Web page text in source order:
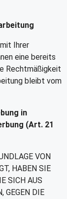
Ihrer
eine bereits
Rechtmäßigkeit
bleibt vom
in
(Art. 21
VON
HABEN SIE
SICH AUS
GEGEN DIE